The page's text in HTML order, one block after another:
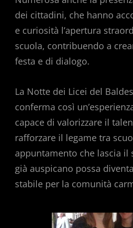
dei cittadini, che hanno
e curiosità l’apertura
scuola, contribuendo a
festa e di dialogo.
La Notte dei Licei del
conferma così
capace di valorizzare il
rafforzare il legame tra
appuntamento che lascia il
già auspicano possa
stabile per la comunità